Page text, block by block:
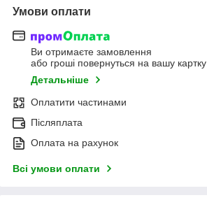
Умови оплати
Ви отримаєте замовлення
або гроші повернуться на вашу картку
Детальніше
Оплатити частинами
Післяплата
Оплата на рахунок
Всі умови оплати